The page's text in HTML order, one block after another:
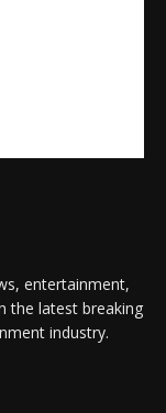
entertainment,
the latest breaking
industry.